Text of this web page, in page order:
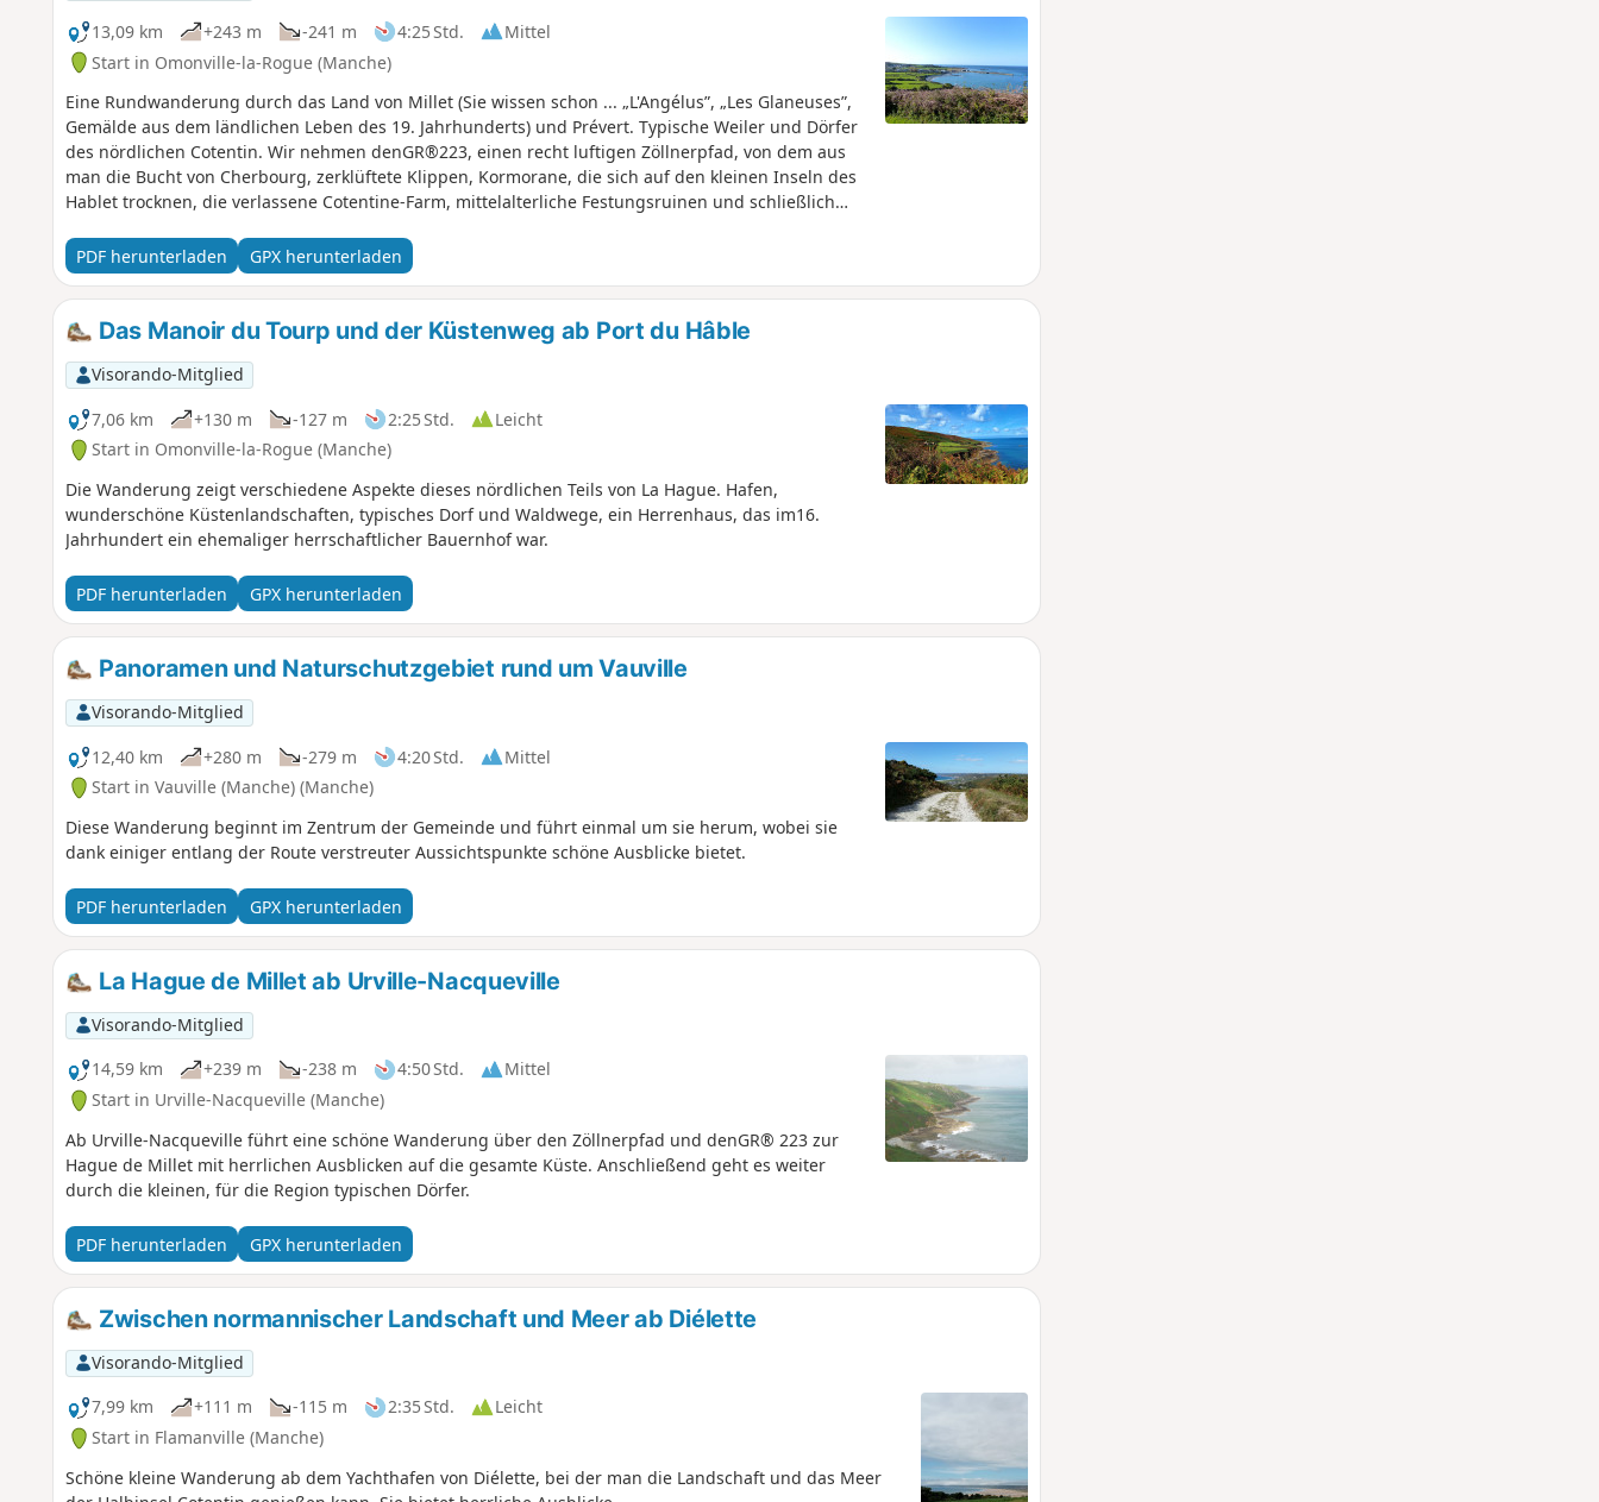
13,09 km
+243 m -241 m 4:25 Std.
Mittel
Start in Omonville-la-Rogue (Manche)
Eine Rundwanderung durch das Land von Millet (Sie wissen schon ... „L'Angélus”, „Les Glaneuses”,
Gemälde aus dem ländlichen Leben des 19. Jahrhunderts) und Prévert. Typische Weiler und Dörfer
des nördlichen Cotentin. Wir nehmen denGR®223, einen recht luftigen Zöllnerpfad, von dem aus
man die Bucht von Cherbourg, zerklüftete Klippen, Kormorane, die sich auf den kleinen Inseln des
Hablet trocknen, die verlassene Cotentine-Farm, mittelalterliche Festungsruinen und schließlich
Wanderung, die in Erinnerung bleibt!
PDF herunterladen GPX herunterladen
Das Manoir du Tourp und der Küstenweg ab Port du Hâble
Visorando-Mitglied
7,06 km
+130 m -127 m 2:25 Std.
Leicht
Start in Omonville-la-Rogue (Manche)
Die Wanderung zeigt verschiedene Aspekte dieses nördlichen Teils von La Hague. Hafen,
wunderschöne Küstenlandschaften, typisches Dorf und Waldwege, ein Herrenhaus, das im16.
Jahrhundert ein ehemaliger herrschaftlicher Bauernhof war.
PDF herunterladen GPX herunterladen
Panoramen und Naturschutzgebiet rund um Vauville
Visorando-Mitglied
12,40 km
+280 m -279 m 4:20 Std.
Mittel
Start in Vauville (Manche) (Manche)
Diese Wanderung beginnt im Zentrum der Gemeinde und führt einmal um sie herum, wobei sie
dank einiger entlang der Route verstreuter Aussichtspunkte schöne Ausblicke bietet.
PDF herunterladen GPX herunterladen
La Hague de Millet ab Urville-Nacqueville
Visorando-Mitglied
14,59 km
+239 m -238 m 4:50 Std.
Mittel
Start in Urville-Nacqueville (Manche)
Ab Urville-Nacqueville führt eine schöne Wanderung über den Zöllnerpfad und denGR® 223 zur
Hague de Millet mit herrlichen Ausblicken auf die gesamte Küste. Anschließend geht es weiter
durch die kleinen, für die Region typischen Dörfer.
PDF herunterladen GPX herunterladen
Zwischen normannischer Landschaft und Meer ab Diélette
Visorando-Mitglied
7,99 km
+111 m -115 m 2:35 Std.
Leicht
Start in Flamanville (Manche)
Schöne kleine Wanderung ab dem Yachthafen von Diélette, bei der man die Landschaft und das Meer